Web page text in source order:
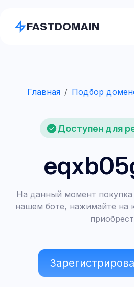
FASTDOMAIN
Главная Подбор
Доступен для
На данный момент покупка
нашем боте, нажимайте на